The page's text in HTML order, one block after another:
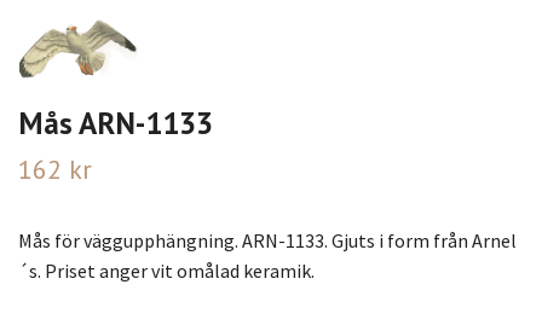
Mås ARN-1133
162 kr
Mås för väggupphängning. ARN-1133. Gjuts i form från Arnel
´s. Priset anger vit omålad keramik.